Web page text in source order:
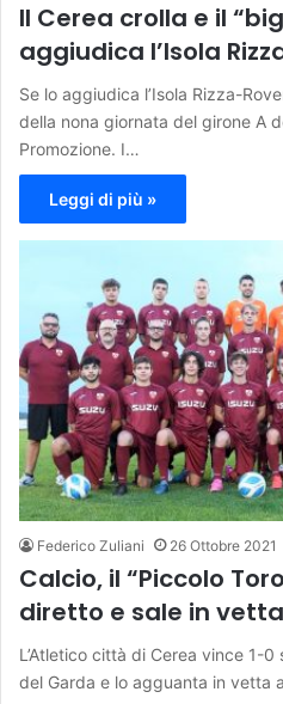
Il Cerea crolla e il
aggiudica l’Isola
Se lo aggiudica l’Isola Rizza-
della nona giornata del girone A
Promozione. I…
Leggi di più »
Federico Zuliani 26 Ottobre 2021
Calcio, il “Piccolo
diretto e sale in vetta
L’Atletico città di Cerea vince 1-
del Garda e lo agguanta in vetta